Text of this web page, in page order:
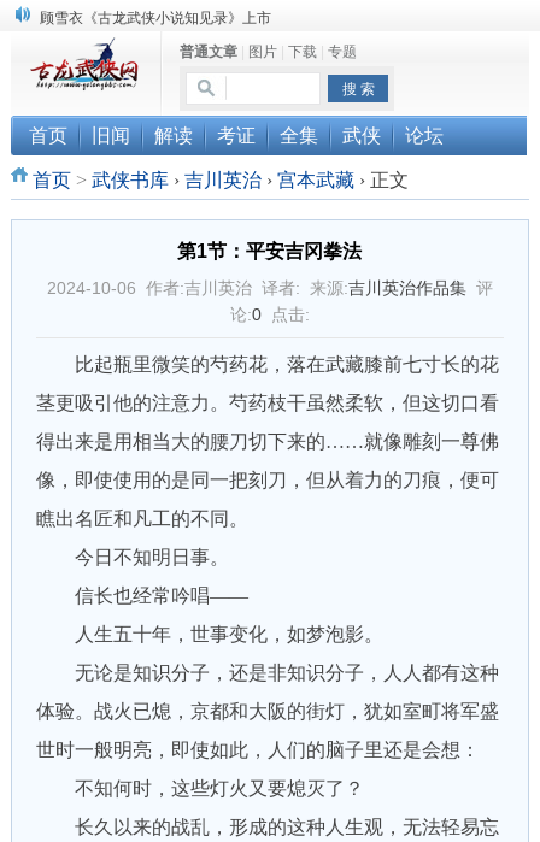
顾雪衣《古龙武侠小说知见录》上市
“武侠书库”查缺补漏活动圆满结束
《古龙小说原貌探究》修订版已上市
普通文章| 图片| 下载| 专题
首页 旧闻 解读 考证 全集 武侠 论坛
首页> 武侠书库 › 吉川英治 › 宫本武藏 ›正文
第1节：平安吉冈拳法
2024-10-06 作者:吉川英治 译者: 来源:吉川英治作品集评
论:0点击:
比起瓶里微笑的芍药花，落在武藏膝前七寸长的花
茎更吸引他的注意力。芍药枝干虽然柔软，但这切口看
得出来是用相当大的腰刀切下来的……就像雕刻一尊佛
像，即使使用的是同一把刻刀，但从着力的刀痕，便可
瞧出名匠和凡工的不同。
今日不知明日事。
信长也经常吟唱——
人生五十年，世事变化，如梦泡影。
无论是知识分子，还是非知识分子，人人都有这种
体验。战火已熄，京都和大阪的街灯，犹如室町将军盛
世时一般明亮，即使如此，人们的脑子里还是会想：
不知何时，这些灯火又要熄灭了？
长久以来的战乱，形成的这种人生观，无法轻易忘